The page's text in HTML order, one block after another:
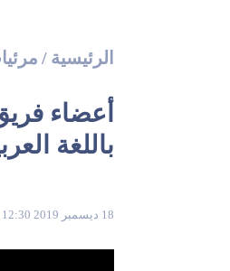
الرئيسية /
أعضاء
باللغة
18 ديسمبر 2019 12:30